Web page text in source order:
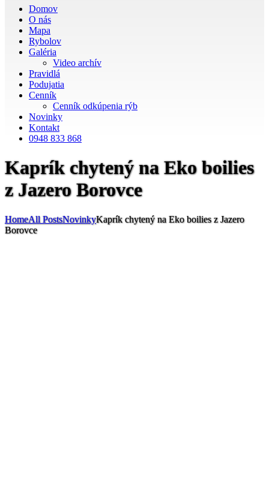
Domov
O nás
Mapa
Rybolov
Galéria
Video archív
Pravidlá
Podujatia
Cenník
Cenník odkúpenia rýb
Novinky
Kontakt
0948 833 868
Kaprík chytený na Eko boilies
z Jazero Borovce
HomeAll PostsNovinkyKaprík chytený na Eko boilies z Jazero
Borovce